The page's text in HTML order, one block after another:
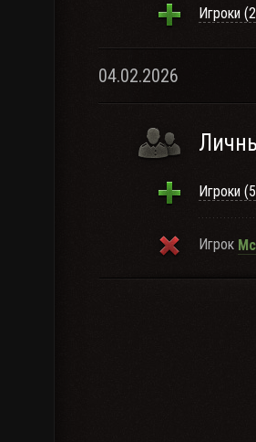
Игроки
04.02.2026
Игроки
Игрок